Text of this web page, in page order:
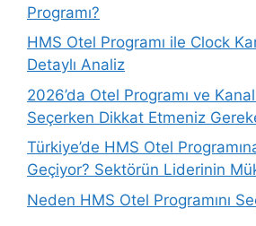
Programı?
HMS Otel Programı ile Clock
Detaylı Analiz
2026’da Otel Programı ve
Seçerken Dikkat Etmeniz
Türkiye’de HMS Otel
Geçiyor? Sektörün Liderinin
Neden HMS Otel Programını